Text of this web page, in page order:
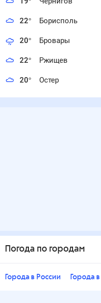
22° Борисполь
20° Бровары
22° Ржищев
20° Остер
Погода по городам
Города в России Города